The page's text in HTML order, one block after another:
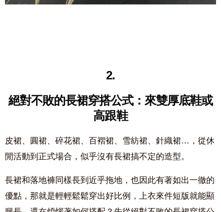
2.
絕對不敗的長裙穿搭公式： 來雙厚底鞋或
高跟鞋
皮裙、圓裙、碎花裙、百褶裙、雪紡裙、針織裙…，從休
閒活動到正式場合，似乎沒有長裙搞不定的造型。
長裙和落地褲同樣長到近乎拖地，也因此有著如出一徹的
優點，那就是輕輕鬆鬆穿出好比例，上衣來件短版就能顯